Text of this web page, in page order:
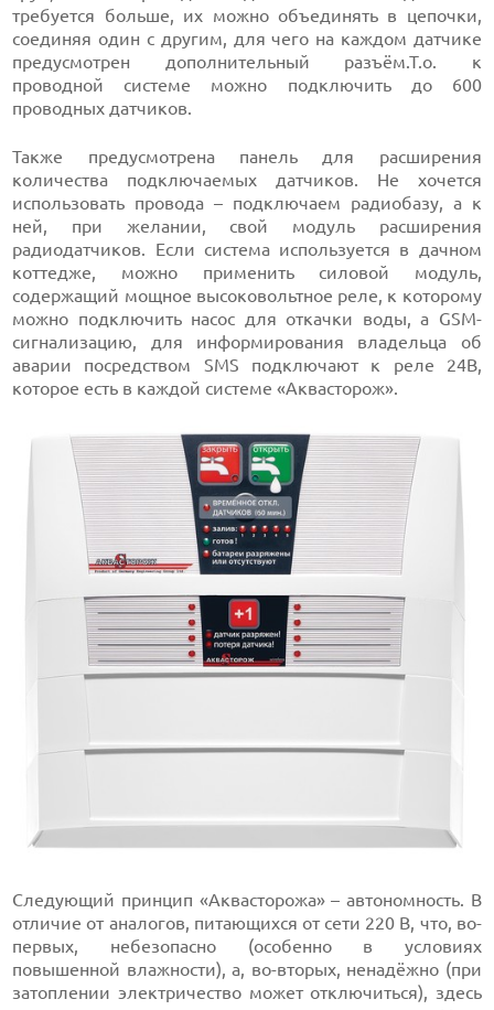
требуется больше, их можно объединять в цепочки,
соединяя один с другим, для чего на каждом датчике
предусмотрен дополнительный разъём.Т.о. к
проводной системе можно подключить до 600
проводных датчиков.
Также предусмотрена панель для расширения
количества подключаемых датчиков. Не хочется
использовать провода – подключаем радиобазу, а к
ней, при желании, свой модуль расширения
радиодатчиков. Если система используется в дачном
коттедже, можно применить силовой модуль,
содержащий мощное высоковольтное реле, к которому
можно подключить насос для откачки воды, а GSM-
сигнализацию, для информирования владельца об
аварии посредством SMS подключают к реле 24В,
которое есть в каждой системе «Аквасторож».
Следующий принцип «Аквасторожа» – автономность. В
отличие от аналогов, питающихся от сети 220 В, что, во-
первых, небезопасно (особенно в условиях
повышенной влажности), а, во-вторых, ненадёжно (при
затоплении электричество может отключиться), здесь